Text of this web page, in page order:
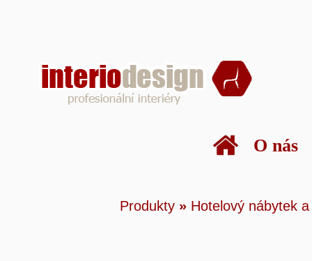
O nás
Produkty » Hotelový nábytek
Produkty »